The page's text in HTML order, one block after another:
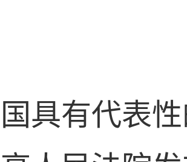
具有代表